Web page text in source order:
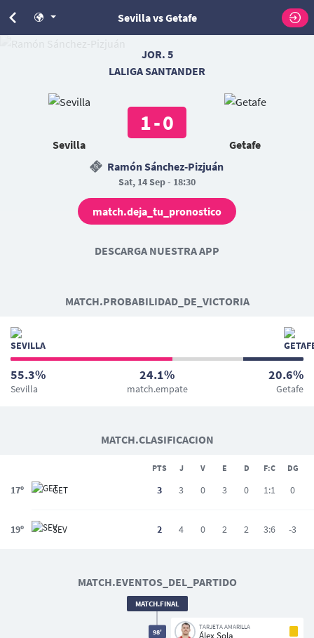
Sevilla vs Getafe
JOR. 5
LALIGA SANTANDER
Sevilla
1-0
Getafe
Ramón Sánchez-Pizjuán
Sat, 14 Sep - 18:30
match.deja_tu_pronostico
DESCARGA NUESTRA APP
MATCH.PROBABILIDAD_DE_VICTORIA
55.3%
Sevilla
24.1%
match.empate
20.6%
Getafe
MATCH.CLASIFICACION
PTS J V E D F:C DG
17º GET 3 3 0 3 0 1:1 0
19º SEV 2 4 0 2 2 3:6 -3
MATCH.EVENTOS_DEL_PARTIDO
98'
TARJETA AMARILLA
Álex Sola
MATCH.FINAL